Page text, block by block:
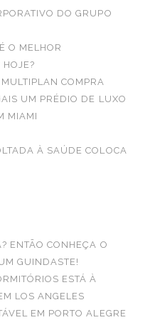
DO GRUPO
O MELHOR
HOJE?
COMPRA
UM PRÉDIO DE LUXO
MIAMI
À SAÚDE COLOCA
ENTÃO CONHEÇA O
GUINDASTE!
ESTÁ À
LOS ANGELES
EM PORTO ALEGRE